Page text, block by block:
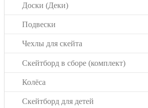
Доски (Деки)
Подвески
Чехлы для скейта
Скейтборд в сборе (комплект)
Колёса
Скейтборд для детей